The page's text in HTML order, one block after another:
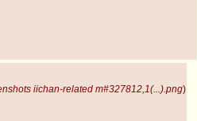
iichan-related m#327812,1(...).png)